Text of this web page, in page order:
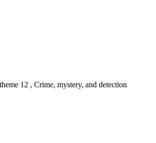
12 , Crime, mystery, and detection